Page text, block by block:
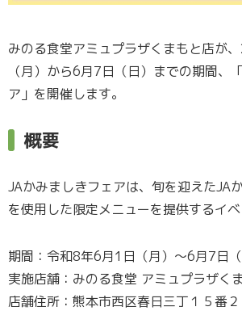
みのる食堂アミュプラザくまもと店が
（月）から6月7日（日）までの期間、
ア」を開催します。
概要
JAかみましきフェアは、旬を迎えたJA
を使用した限定メニューを提供するイベ
期間：令和8年6月1日（月）～6月7日（
実施店舗：みのる食堂 アミュプラザく
店舗住所：熊本市西区春日三丁１５番